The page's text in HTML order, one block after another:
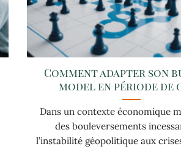
Comment adapter son
model en période de
Dans un contexte économique
des bouleversements
l’instabilité géopolitique aux